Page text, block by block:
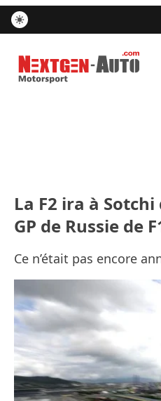
Nextgen-Auto.com
La F2 ira à
GP de Russie de
Ce n’était pas encore